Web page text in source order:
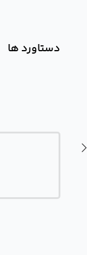
دستاورد ها